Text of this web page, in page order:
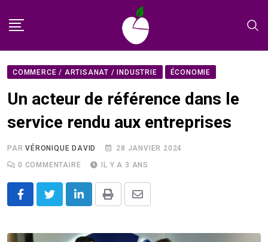
COMMERCE / ARTISANAT / INDUSTRIE ÉCONOMIE
Un acteur de référence dans le
service rendu aux entreprises
PARVÉRONIQUE DAVID
28 JANVIER 2024
0 COMMENTAIRE IL Y A 3 ANS
LinkedInPrint
Share
Email